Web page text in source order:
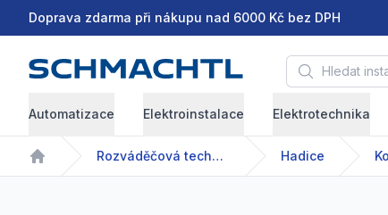
Doprava zdarma při nákupu nad 6000 Kč bez DPH
Hledat
Automatizace Elektroinstalace Elektrotechnika
Home
Rozváděčová technika Hadice